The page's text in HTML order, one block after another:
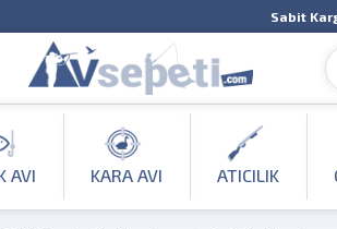
Sabit
AVI KARA AVI ATICILIK